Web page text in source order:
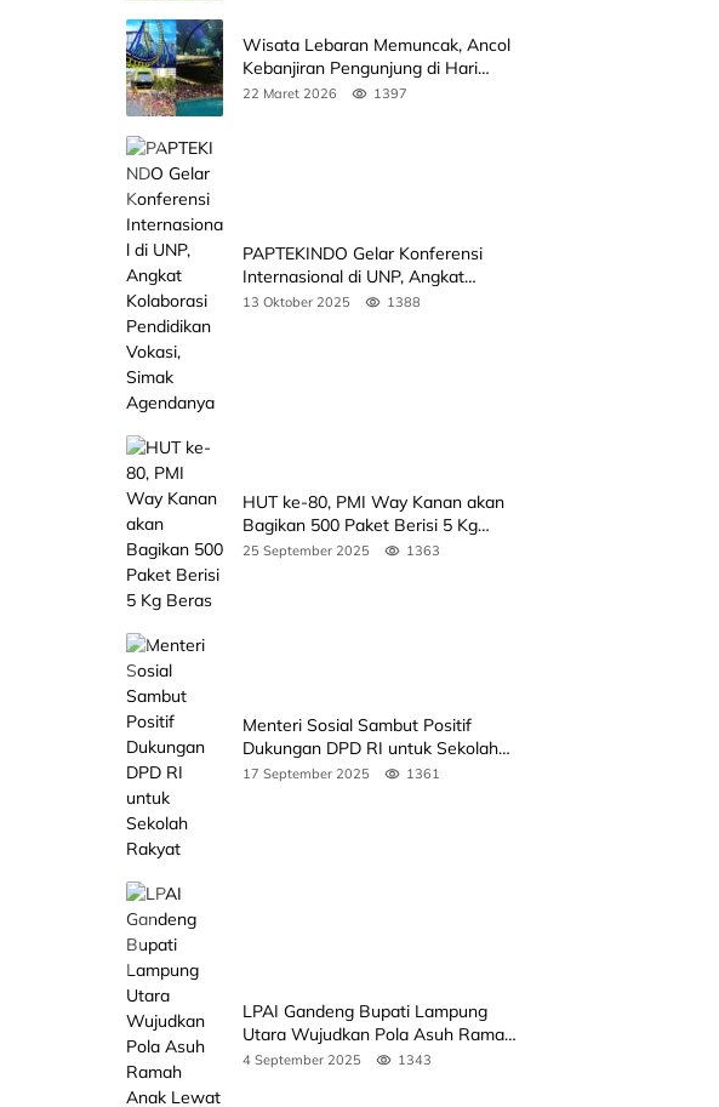
Wisata Lebaran Memuncak, Ancol
Kebanjiran Pengunjung di Hari
Kedua
22 Maret 2026 1397
PAPTEKINDO Gelar Konferensi
Internasional di UNP, Angkat
Kolaborasi Pendidikan Vokasi,
13 Oktober 2025 1388
HUT ke-80, PMI Way Kanan akan
Bagikan 500 Paket Berisi 5 Kg
Beras
25 September 2025 1363
Menteri Sosial Sambut Positif
Dukungan DPD RI untuk Sekolah
Rakyat
17 September 2025 1361
LPAI Gandeng Bupati Lampung
Utara Wujudkan Pola Asuh Ramah
Anak Lewat Seminar Kak Seto, Ini
4 September 2025 1343